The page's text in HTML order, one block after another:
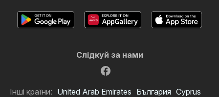
Слідкуй за нами
Інші країни: United Arab Emirates България Cyprus